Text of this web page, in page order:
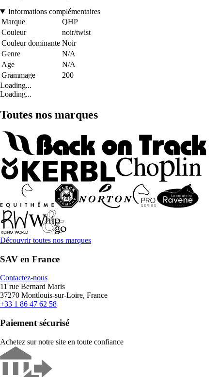
Informations complémentaires
Marque
QHP
Couleur
noir/twist
Couleur dominante Noir
Genre
N/A
Age
N/A
Grammage
200
Loading...
Loading...
Toutes nos marques
Découvrir toutes nos marques
SAV en France
Contactez-nous
11 rue Bernard Maris
37270 Montlouis-sur-Loire, France
+33 1 86 47 62 58
Paiement sécurisé
Achetez sur notre site en toute confiance